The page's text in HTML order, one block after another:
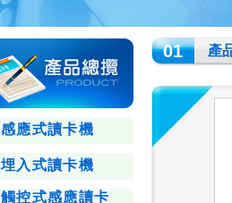
感應式讀卡機
埋入式讀卡機
觸控式感應讀卡
01 產